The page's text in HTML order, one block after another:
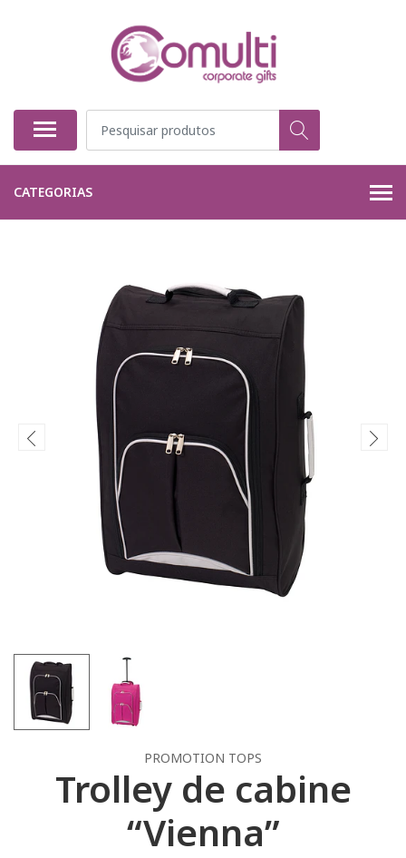
CATEGORIAS
PROMOTION TOPS
Trolley de cabine
“Vienna”